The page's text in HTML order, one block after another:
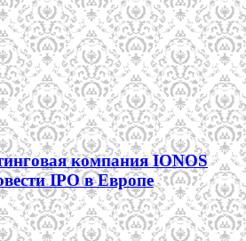
компания IONOS
IPO в Европе